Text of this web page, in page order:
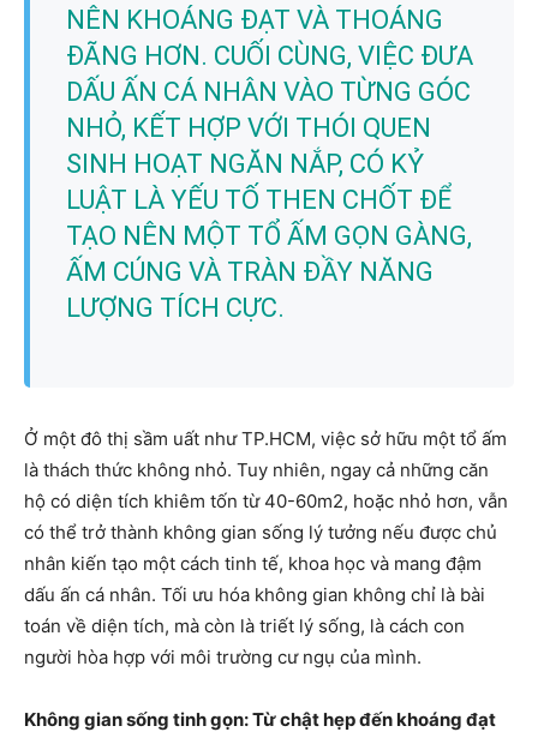
NÊN KHOÁNG ĐẠT VÀ THOÁNG
ĐÃNG HƠN. CUỐI CÙNG, VIỆC ĐƯA
DẤU ẤN CÁ NHÂN VÀO TỪNG GÓC
NHỎ, KẾT HỢP VỚI THÓI QUEN
SINH HOẠT NGĂN NẮP, CÓ KỶ
LUẬT LÀ YẾU TỐ THEN CHỐT ĐỂ
TẠO NÊN MỘT TỔ ẤM GỌN GÀNG,
ẤM CÚNG VÀ TRÀN ĐẦY NĂNG
LƯỢNG TÍCH CỰC.
Ở một đô thị sầm uất như TP.HCM, việc sở hữu một tổ ấm
là thách thức không nhỏ. Tuy nhiên, ngay cả những căn
hộ có diện tích khiêm tốn từ 40-60m2, hoặc nhỏ hơn, vẫn
có thể trở thành không gian sống lý tưởng nếu được chủ
nhân kiến tạo một cách tinh tế, khoa học và mang đậm
dấu ấn cá nhân. Tối ưu hóa không gian không chỉ là bài
toán về diện tích, mà còn là triết lý sống, là cách con
người hòa hợp với môi trường cư ngụ của mình.
Không gian sống tinh gọn: Từ chật hẹp đến khoáng đạt